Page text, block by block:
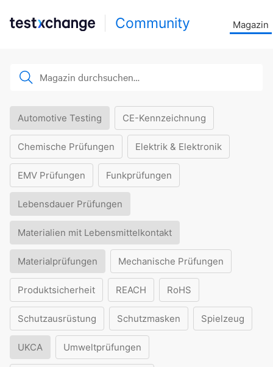
Community Magazin
Automotive Testing CE-Kennzeichnung
Chemische Prüfungen Elektrik & Elektronik
EMV Prüfungen Funkprüfungen
Lebensdauer Prüfungen
Materialien mit Lebensmittelkontakt
Materialprüfungen Mechanische Prüfungen
Produktsicherheit REACH RoHS
Schutzausrüstung Schutzmasken Spielzeug
UKCA Umweltprüfungen